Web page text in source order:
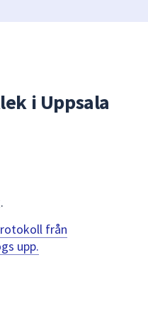
sökfältet
kommer
piltangenterna
för
i Uppsala
från
upp.